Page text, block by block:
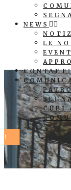
NEWS
LE
CUBI